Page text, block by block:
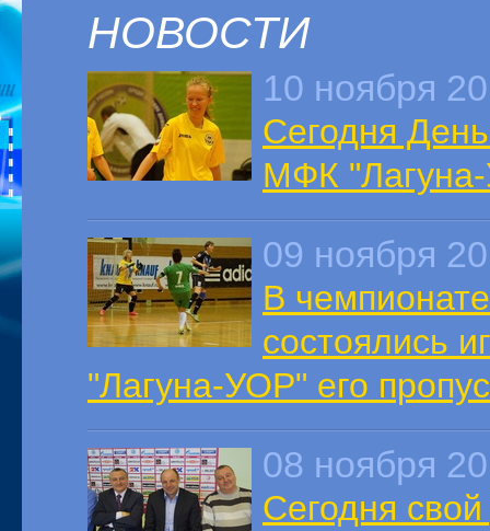
НОВОСТИ
10 ноября
Сегодня
МФК
09 ноября
В
состоялись
"Лагуна-УОР" его
08 ноября
Сегодня